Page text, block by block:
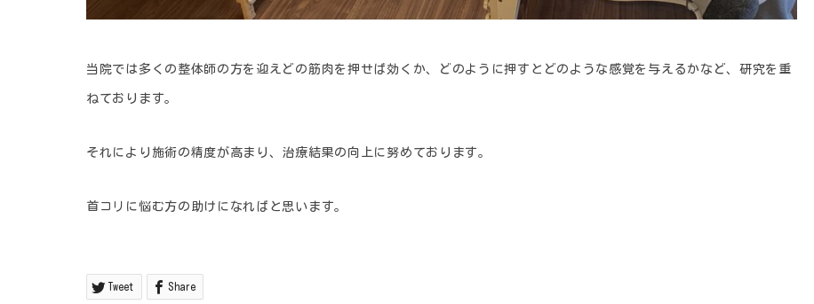
当院では多くの整体師の方を迎えどの筋肉を押せば効くか、どのように押すとどのような感覚を与えるかなど、研究を重
ねております。
それにより施術の精度が高まり、治療結果の向上に努めております。
首コリに悩む方の助けになればと思います。
Tweet Share